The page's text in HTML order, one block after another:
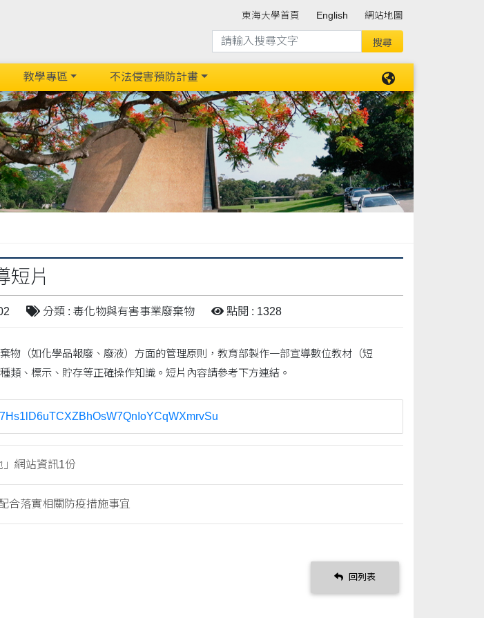
東海大學首頁 English 網站地圖
教學專區 不法侵害預防計畫
短片
分類 : 毒化物與有害事業廢棄物 點閱 : 1328
物（如化學品報廢、廢液）方面的管理原則，教育部製作一部宣導數位教材（短
類、標示、貯存等正確操作知識。短片內容請參考下方連結。
網站資訊1份
合落實相關防疫措施事宜
回列表